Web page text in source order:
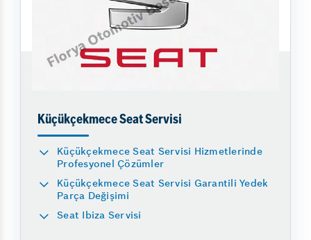
Küçükçekmece Seat Servisi
Küçükçekmece Seat Servisi Hizmetlerinde
Profesyonel Çözümler
Küçükçekmece Seat Servisi Garantili Yedek
Parça Değişimi
Seat Ibiza Servisi